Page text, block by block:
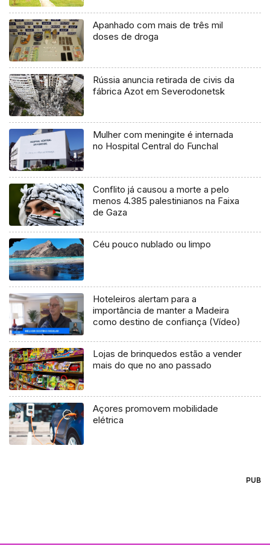
Apanhado com mais de três mil
doses de droga
Rússia anuncia retirada de civis da
fábrica Azot em Severodonetsk
Mulher com meningite é internada
no Hospital Central do Funchal
Conflito já causou a morte a pelo
menos 4.385 palestinianos na Faixa
de Gaza
Céu pouco nublado ou limpo
Hoteleiros alertam para a
importância de manter a Madeira
como destino de confiança (Vídeo)
Lojas de brinquedos estão a vender
mais do que no ano passado
Açores promovem mobilidade
elétrica
PUB